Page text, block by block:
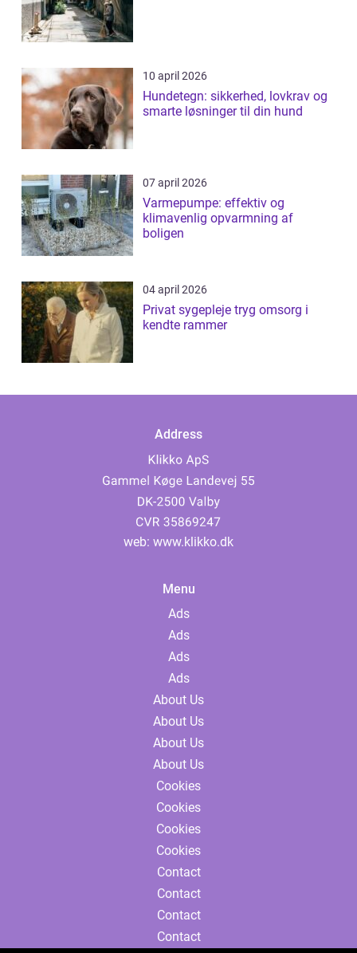
10 april 2026
Hundetegn: sikkerhed, lovkrav og
smarte løsninger til din hund
07 april 2026
Varmepumpe: effektiv og
klimavenlig opvarmning af
boligen
04 april 2026
Privat sygepleje tryg omsorg i
kendte rammer
Address
web: www.klikko.dk
Menu
Ads
Ads
Ads
Ads
About Us
About Us
About Us
About Us
Cookies
Cookies
Cookies
Cookies
Contact
Contact
Contact
Contact